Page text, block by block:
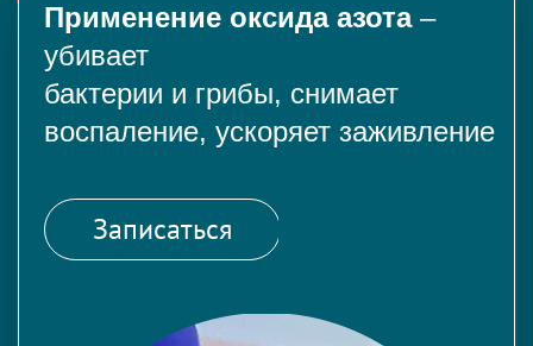
Применение оксида азота–
убивает
бактерии и грибы, снимает
воспаление, ускоряет заживление
Записаться